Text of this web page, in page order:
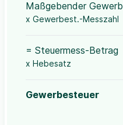
Maßgebender
x Gewerbest.-Messzahl
= Steuermess-Betrag
x Hebesatz
Gewerbesteuer